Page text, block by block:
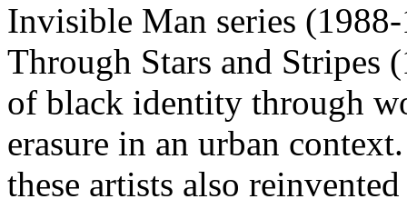
Invisible Man series
Through Stars and Stripes
of black identity through
erasure in an urban
these artists also